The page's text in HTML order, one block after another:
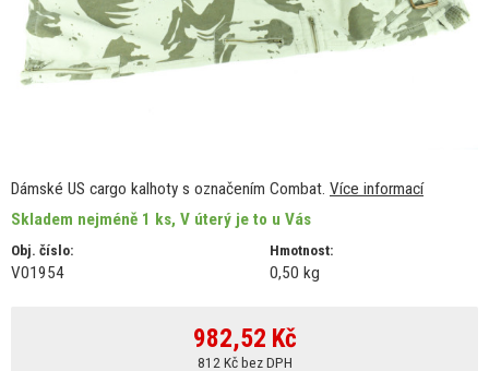
Dámské US cargo kalhoty s označením Combat. Více informací
Skladem nejméně 1 ks, V úterý je to u Vás
Obj. číslo:
V01954
Hmotnost:
0,50 kg
982,52 Kč
812 Kč bez DPH